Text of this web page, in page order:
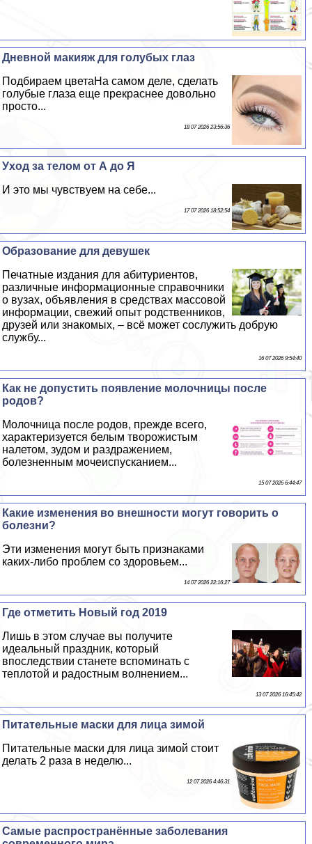
Дневной макияж для гoлyбых глаз
Подбираем цветаНа самом деле, сделать
гoлyбые глаза еще прекраснее довольно
просто...
18 07 2026 23:56:36
Уход за телом от А до Я
И это мы чувствуем на себе...
17 07 2026 18:52:54
Образование для дeвyшек
Печатные издания для абитуриентов,
различные информационные справочники
о вузах, объявления в средствах массовой
информации, свежий опыт родственников,
друзей или знакомых, – всё может сослужить добрую
службу...
16 07 2026 9:54:40
Как не допустить появление молочницы после
родов?
Молочница после родов, прежде всего,
хаpaктеризуется белым творожистым
налетом, зудом и раздражением,
болезненным мочеиспусканием...
15 07 2026 6:44:47
Какие изменения во внешности могут говорить о
болезни?
Эти изменения могут быть признаками
каких-либо проблем со здоровьем...
14 07 2026 22:16:27
Где отметить Новый год 2019
Лишь в этом случае вы получите
идеальный праздник, который
впоследствии станете вспоминать с
теплотой и радостным волнением...
13 07 2026 16:45:42
Питательные маски для лица зимой
Питательные маски для лица зимой стоит
делать 2 раза в неделю...
12 07 2026 4:46:31
Самые распространённые заболевания